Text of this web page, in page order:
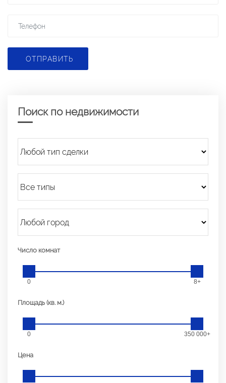
ОТПРАВИТЬ
Поиск по недвижимости
Число комнат
0 8+
Площадь (кв. м.)
0 350 000+
Цена